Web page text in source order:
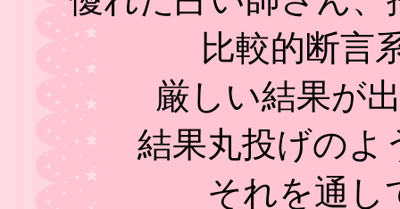
比較的断言
厳しい結果が
結果丸投げのよ
それを通し